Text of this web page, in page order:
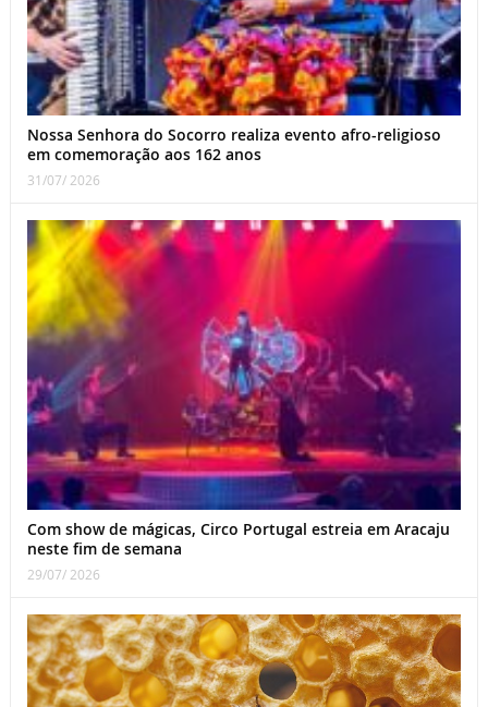
Nossa Senhora do Socorro realiza evento afro-religioso
em comemoração aos 162 anos
31/07/ 2026
Com show de mágicas, Circo Portugal estreia em Aracaju
neste fim de semana
29/07/ 2026